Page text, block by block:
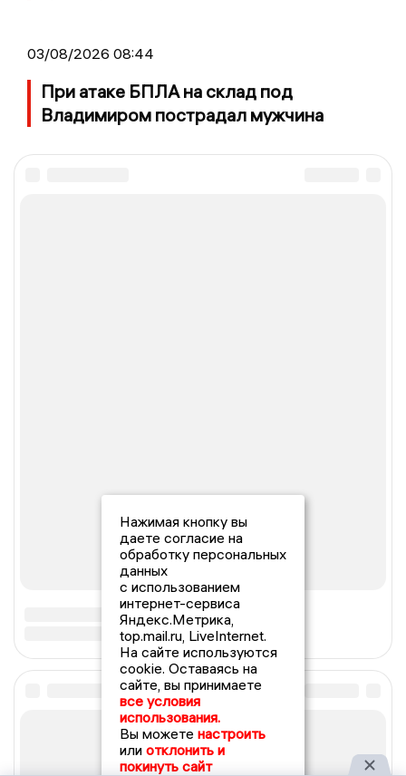
03/08/2026 08:44
При атаке БПЛА на склад под
Владимиром пострадал мужчина
Нажимая кнопку вы
даете согласие на
обработку персональных
данных
с использованием
интернет-сервиса
Яндекс.Метрика,
top.mail.ru, LiveInternet.
На сайте используются
cookie. Оставаясь на
сайте, вы принимаете
все условия
использования.
Вы можете настроить
или отклонить и
покинуть сайт